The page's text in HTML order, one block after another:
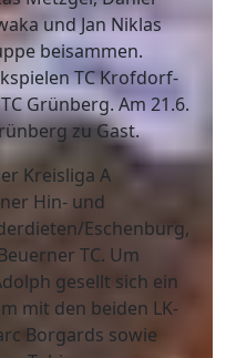
und Jan Niklas
beisammen.
TC Krofdorf-
Grünberg. Am 21.6.
zu Gast.
Kreisliga A
Hin- und
Eschenburg,
TC. Um
gesellt sich ein
mit den beiden LK-
Borgards sowie